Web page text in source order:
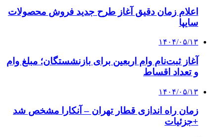
اعلام زمان دقیق آغاز طرح جدید فروش محصولات
سایپا
۱۴۰۴/۰۵/۱۳
آغاز ثبت‌نام وام اربعین برای بازنشستگان؛ مبلغ وام
و تعداد اقساط
۱۴۰۴/۰۵/۱۳
زمان راه اندازی قطار تهران – آنکارا مشخص شد
+جزئیات